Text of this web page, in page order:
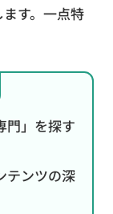
す。一点特
門」を探す
テンツの深